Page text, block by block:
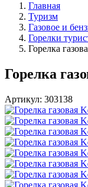
Главная
Туризм
Газовое и
Горелки
Горелка
Горелка
Артикул: 303138